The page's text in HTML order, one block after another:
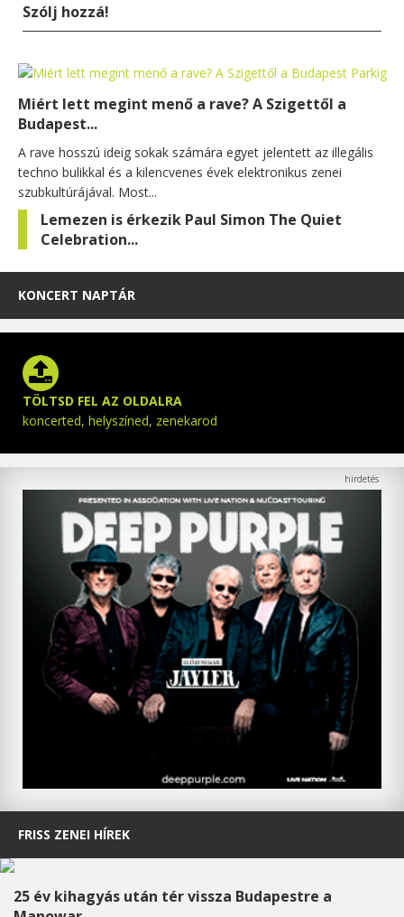
Szólj hozzá!
Miért lett megint menő a rave? A Szigettől a
Budapest...
A rave hosszú ideig sokak számára egyet jelentett az illegális
techno bulikkal és a kilencvenes évek elektronikus zenei
szubkultúrájával. Most...
Lemezen is érkezik Paul Simon The Quiet
Celebration...
KONCERT NAPTÁR
TÖLTSD FEL AZ OLDALRA
koncerted, helyszíned, zenekarod
FRISS ZENEI HÍREK
25 év kihagyás után tér vissza Budapestre a